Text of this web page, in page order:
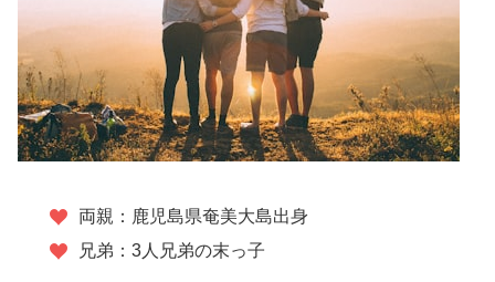
両親：鹿児島県奄美大島出身
兄弟：3人兄弟の末っ子